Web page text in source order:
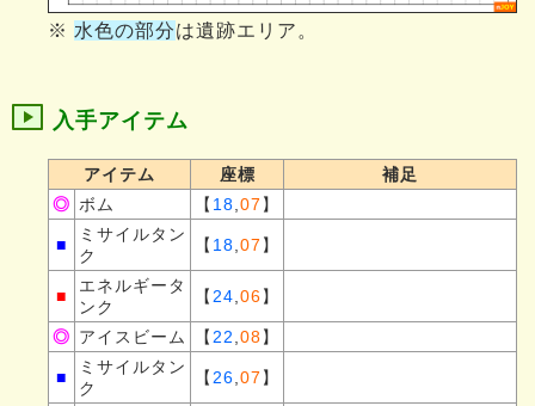
※ 水色の部分は遺跡エリア。
入手アイテム
アイテム 座標
補足
◎ ボム 【 18 07 】
■
ミサイルタン
ク
【 18 07 】
■
エネルギータ
ンク
【 24 06】
◎ アイスビーム 【 22 08】
■
ミサイルタン
ク
【 26 07 】